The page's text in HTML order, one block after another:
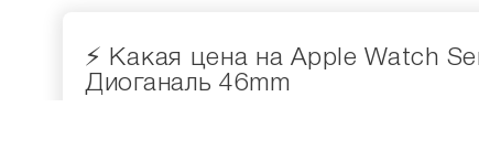
⚡️ Какая цена на Apple Watch
Диоганаль 46mm